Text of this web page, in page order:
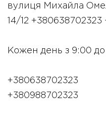
вулиця Михайла
14/12
Кожен день з 9:00
+380638702323
+380988702323